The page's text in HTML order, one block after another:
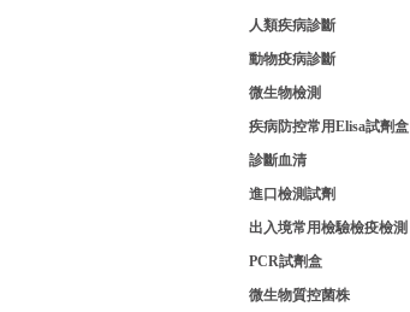
人類疾病診斷
動物疫病診斷
微生物檢測
疾病防控常用Elisa試劑盒
診斷血清
進口檢測試劑
出入境常用檢驗檢疫檢測
PCR試劑盒
微生物質控菌株